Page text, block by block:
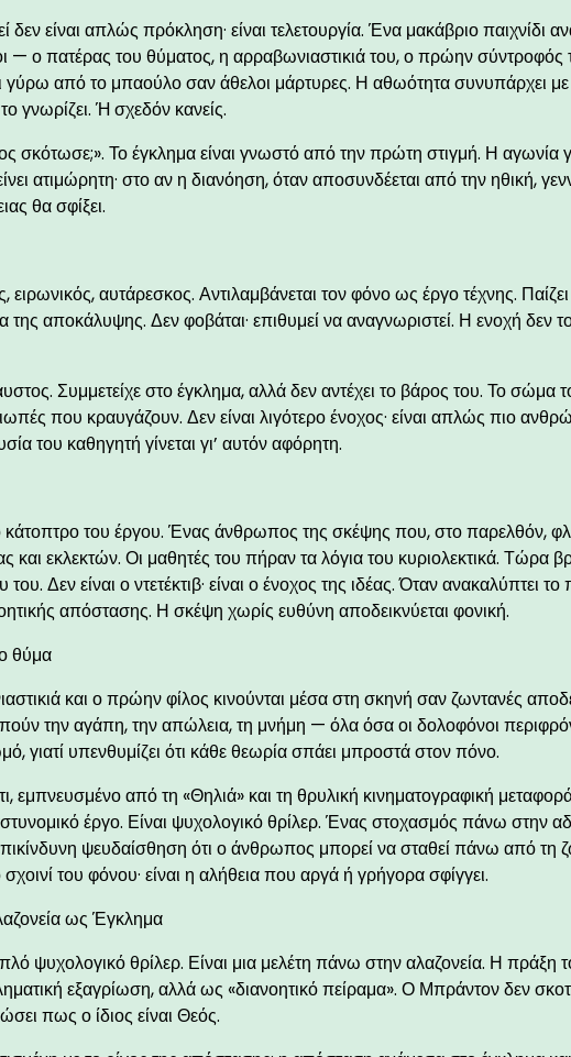
είναι απλώς πρόκληση· είναι τελετουργία. Ένα μακάβριο παιχνίδι
— ο πατέρας του θύματος, η αρραβωνιαστικιά του, ο πρώην σύντροφός
γύρω από το μπαούλο σαν άθελοι μάρτυρες. Η αθωότητα συνυπάρχει με
γνωρίζει. Ή σχεδόν κανείς.
σκότωσε;». Το έγκλημα είναι γνωστό από την πρώτη στιγμή. Η αγωνία
ατιμώρητη· στο αν η διανόηση, όταν αποσυνδέεται από την ηθική,
θα σφίξει.
αυτάρεσκος. Αντιλαμβάνεται τον φόνο ως έργο τέχνης. Παίζει
αποκάλυψης. Δεν φοβάται· επιθυμεί να αναγνωριστεί. Η ενοχή δεν
Συμμετείχε στο έγκλημα, αλλά δεν αντέχει το βάρος του. Το σώμα
που κραυγάζουν. Δεν είναι λιγότερο ένοχος· είναι απλώς πιο
του καθηγητή γίνεται γι’ αυτόν αφόρητη.
κάτοπτρο του έργου. Ένας άνθρωπος της σκέψης που, στο παρελθόν,
και εκλεκτών. Οι μαθητές του πήραν τα λόγια του κυριολεκτικά. Τώρα
του. Δεν είναι ο ντετέκτιβ· είναι ο ένοχος της ιδέας. Όταν ανακαλύπτει
απόστασης. Η σκέψη χωρίς ευθύνη αποδεικνύεται φονική.
θύμα
και ο πρώην φίλος κινούνται μέσα στη σκηνή σαν ζωντανές
την αγάπη, την απώλεια, τη μνήμη — όλα όσα οι δολοφόνοι
γιατί υπενθυμίζει ότι κάθε θεωρία σπάει μπροστά στον πόνο.
εμπνευσμένο από τη «Θηλιά» και τη θρυλική κινηματογραφική
έργο. Είναι ψυχολογικό θρίλερ. Ένας στοχασμός πάνω στην
ψευδαίσθηση ότι ο άνθρωπος μπορεί να σταθεί πάνω από τη
σχοινί του φόνου· είναι η αλήθεια που αργά ή γρήγορα σφίγγει.
ως Έγκλημα
ψυχολογικό θρίλερ. Είναι μια μελέτη πάνω στην αλαζονεία. Η πράξη
εξαγρίωση, αλλά ως «διανοητικό πείραμα». Ο Μπράντον δεν
πως ο ίδιος είναι Θεός.